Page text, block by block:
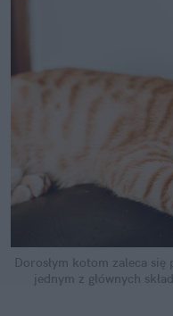
Dorosłym kotom zaleca
jednym z głównych